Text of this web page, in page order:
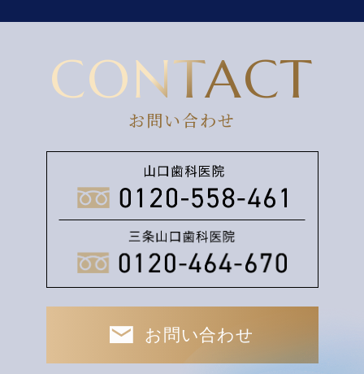
CONTACT
お問い合わせ
お問い合わせ